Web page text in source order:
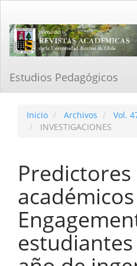
Contenido
principal
Barra
Estudios Pedagógicos
Inicio Archivos
Vol.
INVESTIGACIONES
Predictores